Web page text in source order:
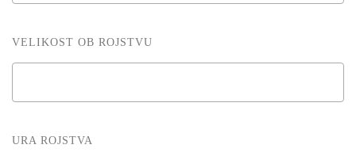
VELIKOST OB ROJSTVU
URA ROJSTVA